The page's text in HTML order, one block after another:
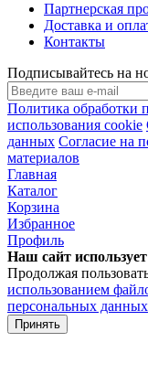
Партнерская
Доставка и
Контакты
Подписывайтесь на
Политика обработки
использования cookie
данных Согласие на
материалов
Главная
Каталог
Корзина
Избранное
Профиль
Наш сайт
Продолжая
использованием
персональных данных
Принять